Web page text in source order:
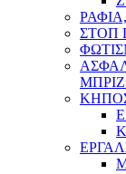
ΣΤΟΠ